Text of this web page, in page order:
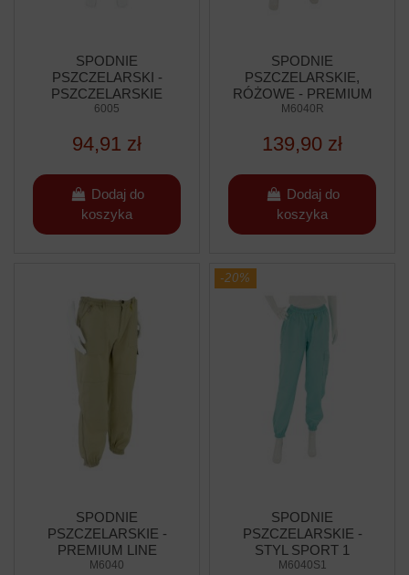
SPODNIE
PSZCZELARSKI -
PSZCZELARSKIE
6005
94,91 zł
Dodaj do
koszyka
SPODNIE
PSZCZELARSKIE,
RÓŻOWE - PREMIUM
LINE
M6040R
139,90 zł
Dodaj do
koszyka
SPODNIE
PSZCZELARSKIE -
PREMIUM LINE
M6040
-20%
SPODNIE
PSZCZELARSKIE -
STYL SPORT 1
(COLOR LINE)
M6040S1